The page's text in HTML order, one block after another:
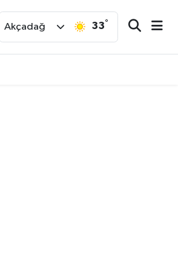
Akçadağ 33°